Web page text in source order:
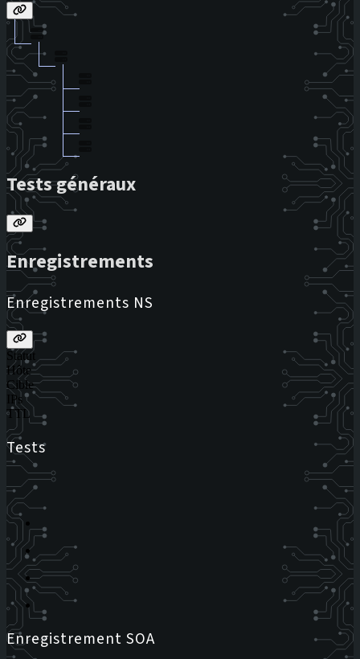
Tests généraux
Enregistrements
Enregistrements NS
Statut
Hôte
Cible
IPs
TTL
Tests
Enregistrement SOA